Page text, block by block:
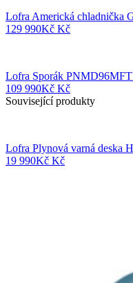
Lofra Americká chladnička
129 990Kč Kč
Lofra Sporák
109 990Kč Kč
Související produkty
Lofra Plynová varná deska
19 990Kč Kč